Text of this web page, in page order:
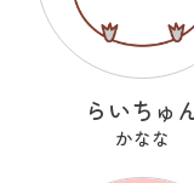
らいちゅ
かなな